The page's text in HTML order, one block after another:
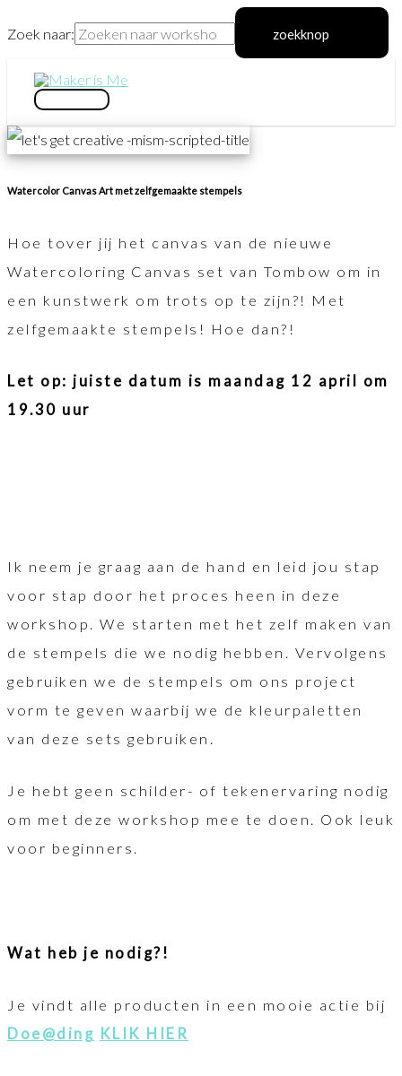
Zoek naar: zoekknop
de
inhoud
hoofdmenu
Watercolor Canvas Art met zelfgemaakte stempels
Hoe tover jij het canvas van de nieuwe
Watercoloring Canvas set van Tombow om in
een kunstwerk om trots op te zijn?! Met
zelfgemaakte stempels! Hoe dan?!
Let op: juiste datum is maandag 12 april om
19.30 uur
Ik neem je graag aan de hand en leid jou stap
voor stap door het proces heen in deze
workshop. We starten met het zelf maken van
de stempels die we nodig hebben. Vervolgens
gebruiken we de stempels om ons project
vorm te geven waarbij we de kleurpaletten
van deze sets gebruiken.
Je hebt geen schilder- of tekenervaring nodig
om met deze workshop mee te doen. Ook leuk
voor beginners.
Wat heb je nodig?!
Je vindt alle producten in een mooie actie bij
Doe@ding KLIK HIER